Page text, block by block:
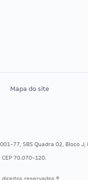
Multiprofissional
Mapa do site
77, SBS Quadra 02, Bloco
CEP 70.070-120.
direitos reservados ®